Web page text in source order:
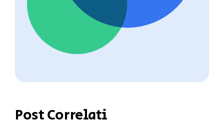
Post Correlati